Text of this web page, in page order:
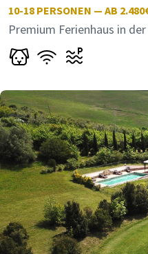
10-18 PERSONEN — AB
Premium Ferienhaus in